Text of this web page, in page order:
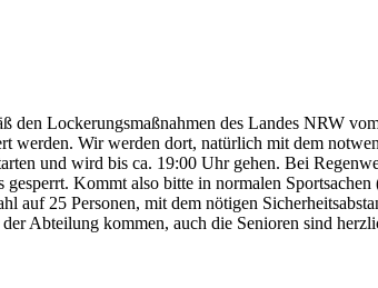
den Lockerungsmaßnahmen des Landes NRW
werden. Wir werden dort, natürlich mit dem
und wird bis ca. 19:00 Uhr gehen. Bei
Kommt also bitte in normalen
auf 25 Personen, mit dem nötigen
Abteilung kommen, auch die Senioren sind